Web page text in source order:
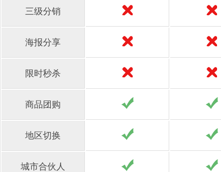
三级分销
海报分享
限时秒杀
商品团购
地区切换
城市合伙人